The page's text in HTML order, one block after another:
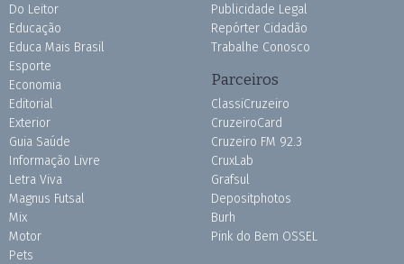
Do Leitor
Educação
Educa Mais Brasil
Esporte
Economia
Editorial
Exterior
Guia Saúde
Informação Livre
Letra Viva
Magnus Futsal
Mix
Motor
Pets
Publicidade Legal
Repórter Cidadão
Trabalhe Conosco
Parceiros
ClassiCruzeiro
CruzeiroCard
Cruzeiro FM 92.3
CruxLab
Grafsul
Depositphotos
Burh
Pink do Bem OSSEL